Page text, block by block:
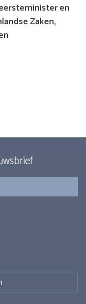
en
Zaken,